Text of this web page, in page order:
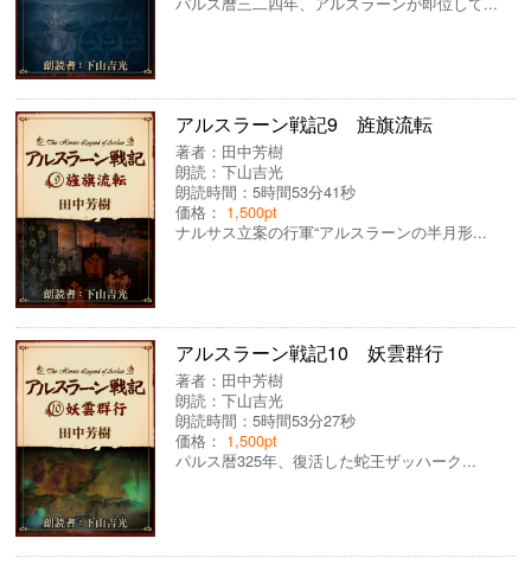
アルスラーン戦記9 旌旗流転
著者： 田中芳樹
朗読：下山吉光
朗読時間：5時間53分41秒
価格： 1,500pt
ナルサス立案の行軍“アルスラーンの半月形...
アルスラーン戦記10 妖雲群行
著者： 田中芳樹
朗読：下山吉光
朗読時間：5時間53分27秒
価格： 1,500pt
パルス暦325年、復活した蛇王ザッハーク...